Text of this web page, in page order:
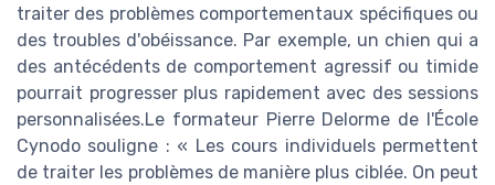
traiter des problèmes comportementaux spécifiques ou
des troubles d'obéissance. Par exemple, un chien qui a
des antécédents de comportement agressif ou timide
pourrait progresser plus rapidement avec des sessions
personnalisées.Le formateur Pierre Delorme de l'École
Cynodo souligne : « Les cours individuels permettent
de traiter les problèmes de manière plus ciblée. On peut